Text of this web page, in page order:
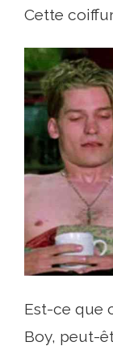
Cette
Est-ce que
Boy, peut-